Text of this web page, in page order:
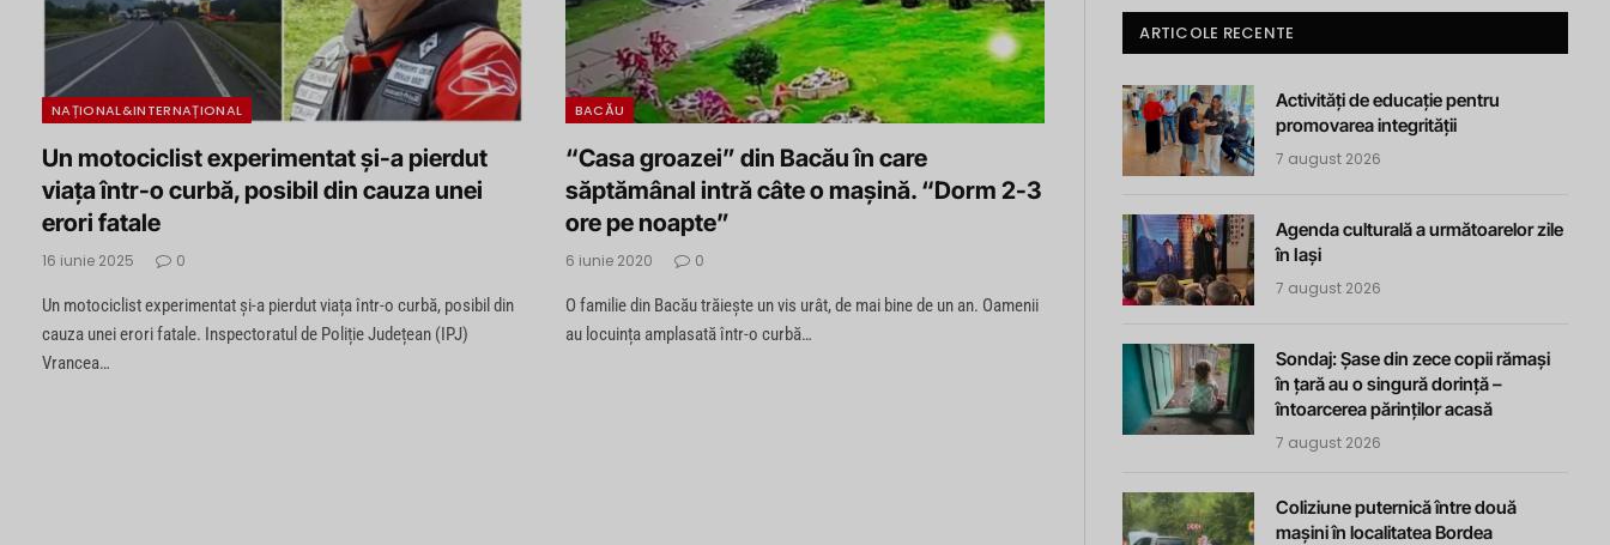
NAȚIONAL&INTERNAȚIONAL
Un motociclist experimentat și-a pierdut
viața într-o curbă, posibil din cauza unei
erori fatale
16 iunie 2025 0
Un motociclist experimentat și-a pierdut viața într-o curbă, posibil din
cauza unei erori fatale. Inspectoratul de Poliție Județean (IPJ)
Vrancea…
BACĂU
“Casa groazei” din Bacău în care
săptămânal intră câte o maşină. “Dorm 2-3
ore pe noapte”
6 iunie 2020 0
O familie din Bacău trăiește un vis urât, de mai bine de un an. Oamenii
au locuința amplasată într-o curbă…
ARTICOLE RECENTE
Activități de educație pentru
promovarea integrității
7 august 2026
Agenda culturală a următoarelor zile
în Iași
7 august 2026
Sondaj: Șase din zece copii rămași
în țară au o singură dorință –
întoarcerea părinților acasă
7 august 2026
Coliziune puternică între două
mașini în localitatea Bordea